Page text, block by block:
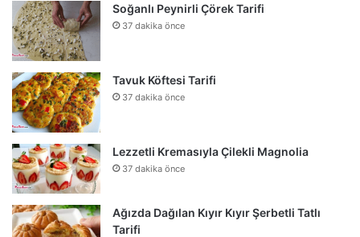
Soğanlı Peynirli Çörek Tarifi
37 dakika önce
Tavuk Köftesi Tarifi
37 dakika önce
Lezzetli Kremasıyla Çilekli Magnolia
37 dakika önce
Ağızda Dağılan Kıyır Kıyır Şerbetli Tatlı
Tarifi